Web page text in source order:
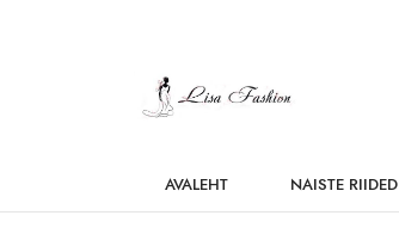
AVALEHT NAISTE RIIDED